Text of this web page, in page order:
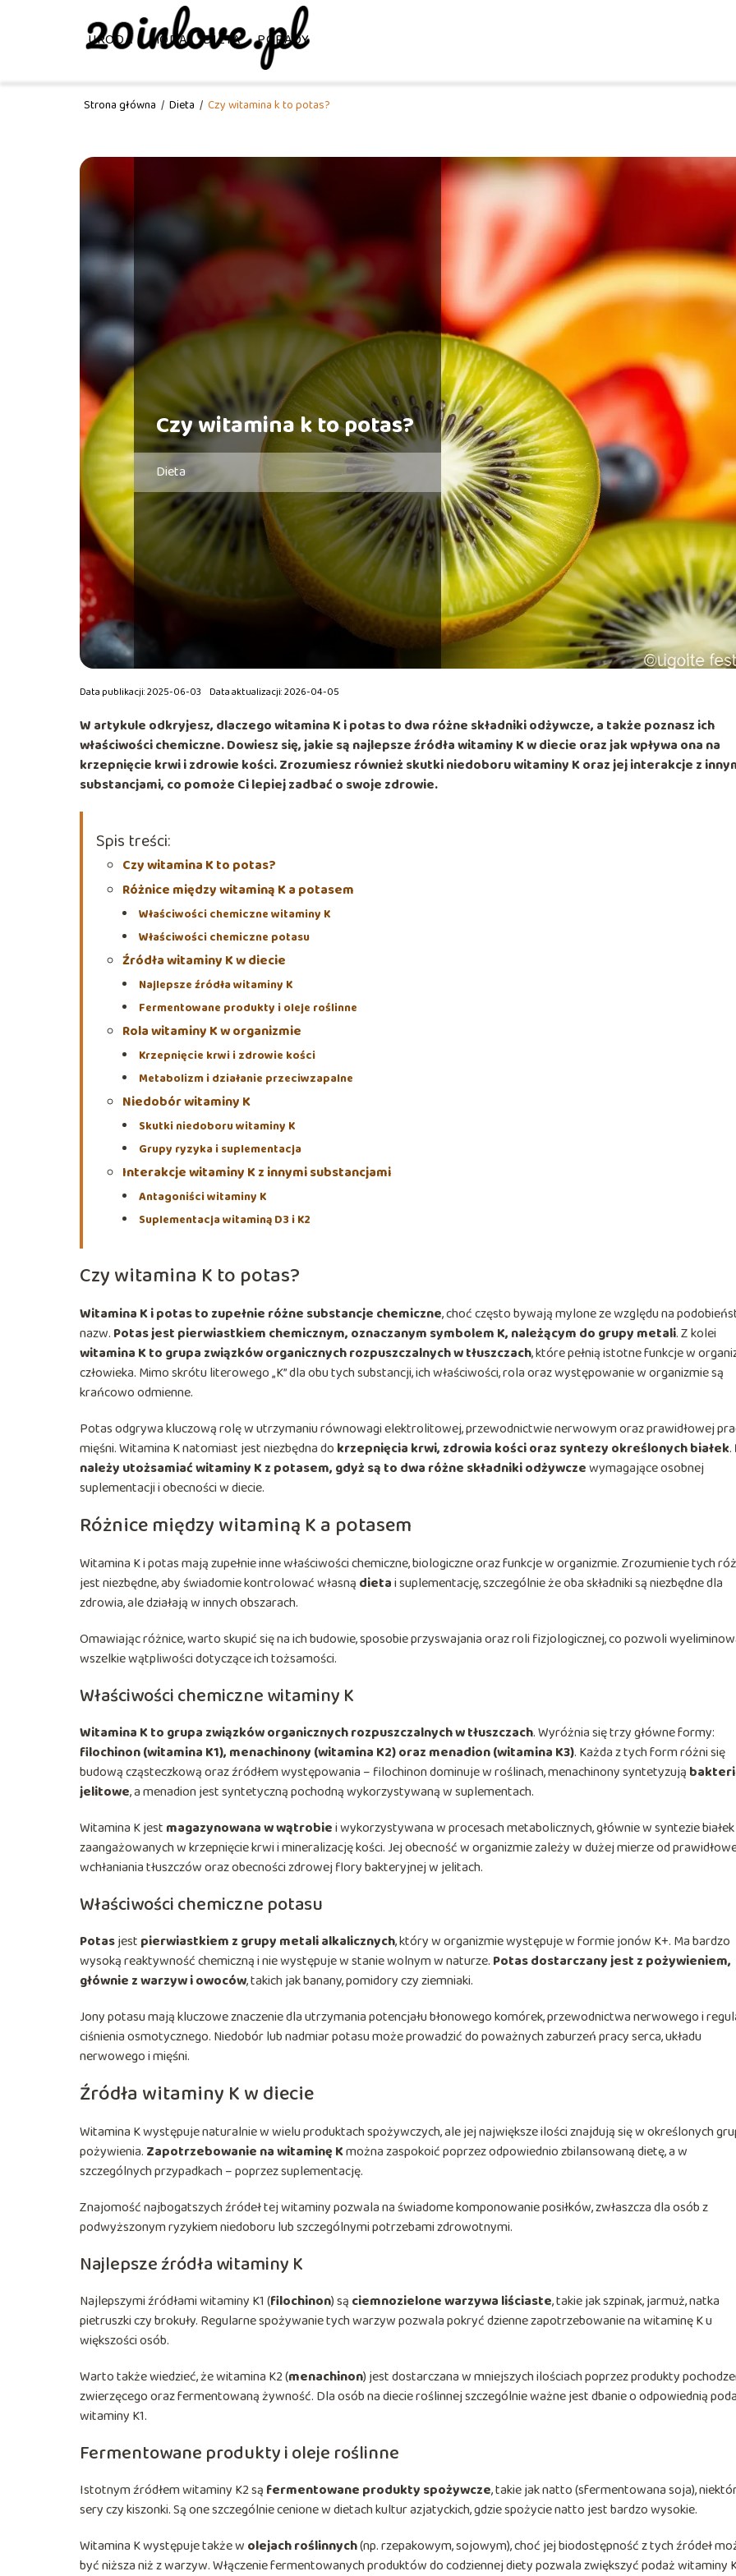
URODA MODA DIETA PORADY
Strona główna / Dieta / Czy witamina k to potas?
Czy witamina k to potas?
Dieta
Data publikacji: 2025-06-03 Data aktualizacji: 2026-04-05
W artykule odkryjesz, dlaczego witamina K i potas to dwa różne składniki odżywcze, a także poznasz ich
właściwości chemiczne. Dowiesz się, jakie są najlepsze źródła witaminy K w diecie oraz jak wpływa ona na
krzepnięcie krwi i zdrowie kości. Zrozumiesz również skutki niedoboru witaminy K oraz jej interakcje z
substancjami, co pomoże Ci lepiej zadbać o swoje zdrowie.
Spis treści:
Czy witamina K to potas?
Różnice między witaminą K a potasem
Właściwości chemiczne witaminy K
Właściwości chemiczne potasu
Źródła witaminy K w diecie
Najlepsze źródła witaminy K
Fermentowane produkty i oleje roślinne
Rola witaminy K w organizmie
Krzepnięcie krwi i zdrowie kości
Metabolizm i działanie przeciwzapalne
Niedobór witaminy K
Skutki niedoboru witaminy K
Grupy ryzyka i suplementacja
Interakcje witaminy K z innymi substancjami
Antagoniści witaminy K
Suplementacja witaminą D3 i K2
Czy witamina K to potas?
Witamina K i potas to zupełnie różne substancje chemiczne, choć często bywają mylone ze względu na
nazw. Potas jest pierwiastkiem chemicznym, oznaczanym symbolem K, należącym do grupy metali. Z kolei
witamina K to grupa związków organicznych rozpuszczalnych w tłuszczach, które pełnią istotne funkcje w
człowieka. Mimo skrótu literowego „K” dla obu tych substancji, ich właściwości, rola oraz występowanie w organizmie są
krańcowo odmienne.
Potas odgrywa kluczową rolę w utrzymaniu równowagi elektrolitowej, przewodnictwie nerwowym oraz prawidłowej
mięśni. Witamina K natomiast jest niezbędna do krzepnięcia krwi, zdrowia kości oraz syntezy określonych białek.
należy utożsamiać witaminy K z potasem, gdyż są to dwa różne składniki odżywczewymagające osobnej
suplementacji i obecności w diecie.
Różnice między witaminą K a potasem
Witamina K i potas mają zupełnie inne właściwości chemiczne, biologiczne oraz funkcje w organizmie. Zrozumienie tych
jest niezbędne, aby świadomie kontrolować własną dietai suplementację, szczególnie że oba składniki są niezbędne dla
zdrowia, ale działają w innych obszarach.
Omawiając różnice, warto skupić się na ich budowie, sposobie przyswajania oraz roli fizjologicznej, co pozwoli
wszelkie wątpliwości dotyczące ich tożsamości.
Właściwości chemiczne witaminy K
Witamina K to grupa związków organicznych rozpuszczalnych w tłuszczach. Wyróżnia się trzy główne formy:
filochinon (witamina K1), menachinony (witamina K2) oraz menadion (witamina K3). Każda z tych form różni się
budową cząsteczkową oraz źródłem występowania – filochinon dominuje w roślinach, menachinony syntetyzują
jelitowe, a menadion jest syntetyczną pochodną wykorzystywaną w suplementach.
Witamina K jest magazynowana w wątrobiei wykorzystywana w procesach metabolicznych, głównie w syntezie białek
zaangażowanych w krzepnięcie krwi i mineralizację kości. Jej obecność w organizmie zależy w dużej mierze od
wchłaniania tłuszczów oraz obecności zdrowej flory bakteryjnej w jelitach.
Właściwości chemiczne potasu
Potasjest pierwiastkiem z grupy metali alkalicznych, który w organizmie występuje w formie jonów K+. Ma bardzo
wysoką reaktywność chemiczną i nie występuje w stanie wolnym w naturze. Potas dostarczany jest z pożywieniem,
głównie z warzyw i owoców, takich jak banany, pomidory czy ziemniaki.
Jony potasu mają kluczowe znaczenie dla utrzymania potencjału błonowego komórek, przewodnictwa nerwowego i
ciśnienia osmotycznego. Niedobór lub nadmiar potasu może prowadzić do poważnych zaburzeń pracy serca, układu
nerwowego i mięśni.
Źródła witaminy K w diecie
Witamina K występuje naturalnie w wielu produktach spożywczych, ale jej największe ilości znajdują się w określonych
pożywienia. Zapotrzebowanie na witaminę Kmożna zaspokoić poprzez odpowiednio zbilansowaną dietę, a w
szczególnych przypadkach – poprzez suplementację.
Znajomość najbogatszych źródeł tej witaminy pozwala na świadome komponowanie posiłków, zwłaszcza dla osób z
podwyższonym ryzykiem niedoboru lub szczególnymi potrzebami zdrowotnymi.
Najlepsze źródła witaminy K
Najlepszymi źródłami witaminy K1 (filochinon) są ciemnozielone warzywa liściaste, takie jak szpinak, jarmuż, natka
pietruszki czy brokuły. Regularne spożywanie tych warzyw pozwala pokryć dzienne zapotrzebowanie na witaminę K u
większości osób.
Warto także wiedzieć, że witamina K2 (menachinon) jest dostarczana w mniejszych ilościach poprzez produkty
zwierzęcego oraz fermentowaną żywność. Dla osób na diecie roślinnej szczególnie ważne jest dbanie o odpowiednią
witaminy K1.
Fermentowane produkty i oleje roślinne
Istotnym źródłem witaminy K2 są fermentowane produkty spożywcze, takie jak natto (sfermentowana soja),
sery czy kiszonki. Są one szczególnie cenione w dietach kultur azjatyckich, gdzie spożycie natto jest bardzo wysokie.
Witamina K występuje także w olejach roślinnych(np. rzepakowym, sojowym), choć jej biodostępność z tych źródeł
być niższa niż z warzyw. Włączenie fermentowanych produktów do codziennej diety pozwala zwiększyć podaż witaminy